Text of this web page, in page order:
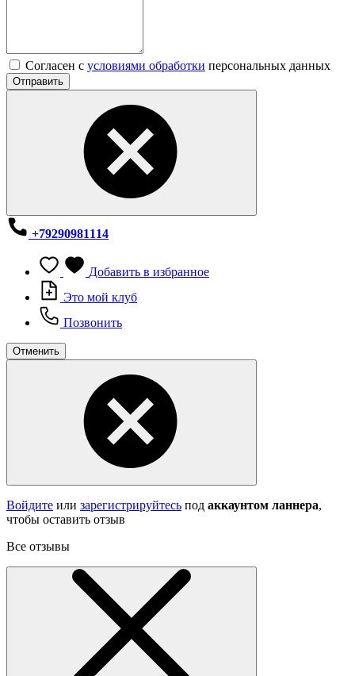
Согласен с условиями обработки персональных данных
Отправить
+79290981114
Добавить в избранное
Это мой клуб
Позвонить
Отменить
Войдите или зарегистрируйтесь под аккаунтом ланнера,
чтобы оставить отзыв
Все отзывы